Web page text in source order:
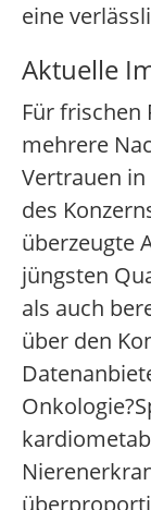
eine
Aktuelle
Für frischen
mehrere
Vertrauen
des
überzeugte
jüngsten
als auch
über den